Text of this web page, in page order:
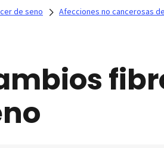
de seno Afecciones no cancerosas